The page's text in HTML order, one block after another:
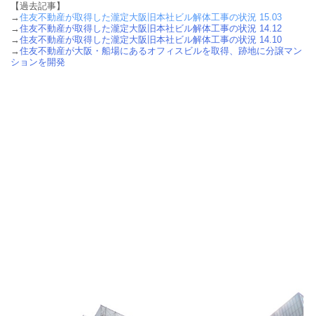
【過去記事】
→住友不動産が取得した瀧定大阪旧本社ビル解体工事の状況 15.03
→住友不動産が取得した瀧定大阪旧本社ビル解体工事の状況 14.12
→住友不動産が取得した瀧定大阪旧本社ビル解体工事の状況 14.10
→住友不動産が大阪・船場にあるオフィスビルを取得、跡地に分譲マン
ションを開発